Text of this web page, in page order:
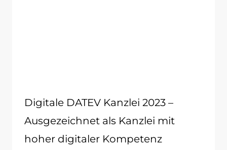
Digitale DATEV Kanzlei 2023 –
Ausgezeichnet als Kanzlei mit
hoher digitaler Kompetenz